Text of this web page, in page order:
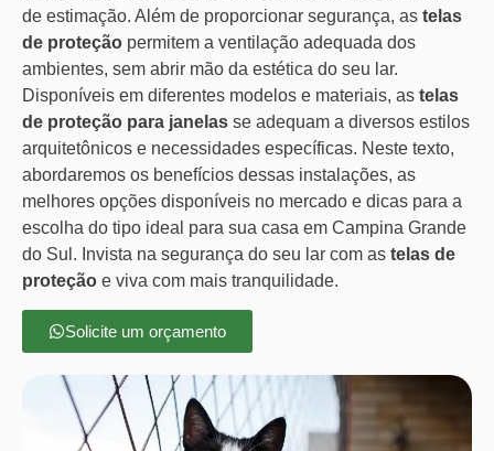
de estimação. Além de proporcionar segurança, as telas
de proteção permitem a ventilação adequada dos
ambientes, sem abrir mão da estética do seu lar.
Disponíveis em diferentes modelos e materiais, as telas
de proteção para janelas se adequam a diversos estilos
arquitetônicos e necessidades específicas. Neste texto,
abordaremos os benefícios dessas instalações, as
melhores opções disponíveis no mercado e dicas para a
escolha do tipo ideal para sua casa em Campina Grande
do Sul. Invista na segurança do seu lar com as telas de
proteção e viva com mais tranquilidade.
Solicite um orçamento